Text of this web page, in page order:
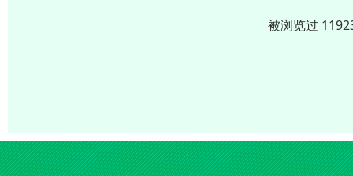
被浏览过